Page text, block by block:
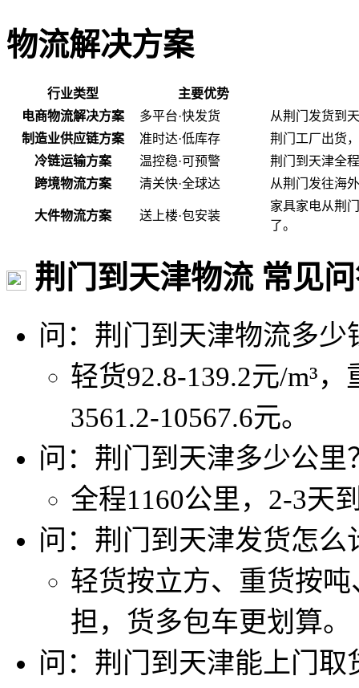
物流解决方案
行业类型
主要优势
电商物流解决方案
多平台·快发货
从荆门发货到
制造业供应链方案
准时达·低库存
荆门工厂出货
冷链运输方案
温控稳·可预警
荆门到天津全
跨境物流方案
清关快·全球达 从荆门发往海
大件物流方案 送上楼·包安装
家具家电从荆
了。
荆门到天津物流 常见
问：荆门到天津物流多少
轻货92.8-139.2元/m³
3561.2-10567.6元。
问：荆门到天津多少公里
全程1160公里，2-3天
问：荆门到天津发货怎么
轻货按立方、重货按
担，货多包车更划算。
问：荆门到天津能上门取